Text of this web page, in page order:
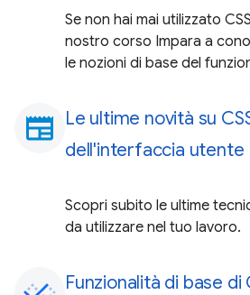
Se non hai mai utilizzato
nostro corso Impara a
le nozioni di base del
newspaper Le ultime novità su
dell'interfaccia utente
Scopri subito le ultime
da utilizzare nel tuo lavoro.
Funzionalità di base di